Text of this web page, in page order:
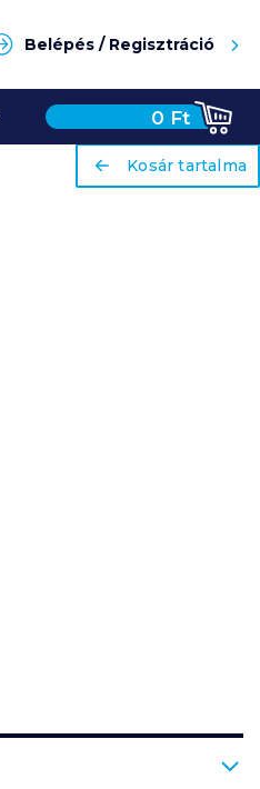
Belépés / Regisztráció
0 Ft
ariaLabel
Kosár tartalma